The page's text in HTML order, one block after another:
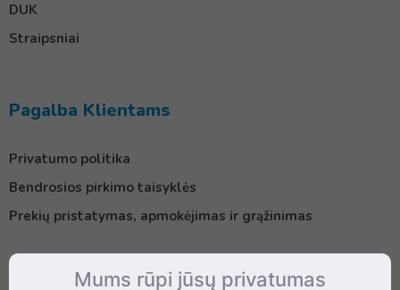
DUK
Straipsniai
Pagalba Klientams
Privatumo politika
Bendrosios pirkimo taisyklės
Prekių pristatymas, apmokėjimas ir grąžinimas
Mums rūpi jūsų privatumas